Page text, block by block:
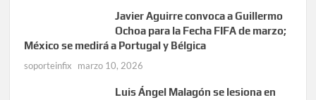
Javier Aguirre convoca a Guillermo
Ochoa para la Fecha FIFA de marzo;
México se medirá a Portugal y Bélgica
soporteinfix marzo 10, 2026
Luis Ángel Malagón se lesiona en